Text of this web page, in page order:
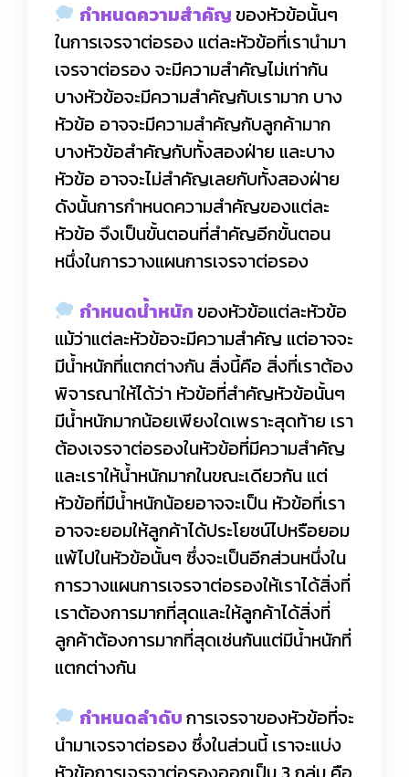
กำหนดความสำคัญของหัวข้อนั้นๆ
ในการเจรจาต่อรอง แต่ละหัวข้อที่เรานำมา
เจรจาต่อรอง จะมีความสำคัญไม่เท่ากัน
บางหัวข้อจะมีความสำคัญกับเรามาก บาง
หัวข้อ อาจจะมีความสำคัญกับลูกค้ามาก
บางหัวข้อสำคัญกับทั้งสองฝ่าย และบาง
หัวข้อ อาจจะไม่สำคัญเลยกับทั้งสองฝ่าย
ดังนั้นการกำหนดความสำคัญของแต่ละ
หัวข้อ จึงเป็นขั้นตอนที่สำคัญอีกขั้นตอน
หนึ่งในการวางแผนการเจรจาต่อรอง
กำหนดน้ำหนักของหัวข้อแต่ละหัวข้อ
แม้ว่าแต่ละหัวข้อจะมีความสำคัญ แต่อาจจะ
มีน้ำหนักที่แตกต่างกัน สิ่งนี้คือ สิ่งที่เราต้อง
พิจารณาให้ได้ว่า หัวข้อที่สำคัญหัวข้อนั้นๆ
มีน้ำหนักมากน้อยเพียงใดเพราะสุดท้าย เรา
ต้องเจรจาต่อรองในหัวข้อที่มีความสำคัญ
และเราให้น้ำหนักมากในขณะเดียวกัน แต่
หัวข้อที่มีน้ำหนักน้อยอาจจะเป็น หัวข้อที่เรา
อาจจะยอมให้ลูกค้าได้ประโยชน์ไปหรือยอม
แพ้ไปในหัวข้อนั้นๆ ซึ่งจะเป็นอีกส่วนหนึ่งใน
การวางแผนการเจรจาต่อรองให้เราได้สิ่งที่
เราต้องการมากที่สุดและให้ลูกค้าได้สิ่งที่
ลูกค้าต้องการมากที่สุดเช่นกันแต่มีน้ำหนักที่
แตกต่างกัน
กำหนดลำดับการเจรจาของหัวข้อที่จะ
นำมาเจรจาต่อรอง ซึ่งในส่วนนี้ เราจะแบ่ง